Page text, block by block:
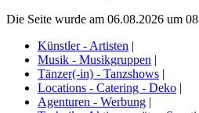
Die Seite wurde am 06.08.2026 um
Künstler - Artisten |
Musik - Musikgruppen |
Tänzer(-in) - Tanzshows |
Locations - Catering - Deko |
Agenturen - Werbung |